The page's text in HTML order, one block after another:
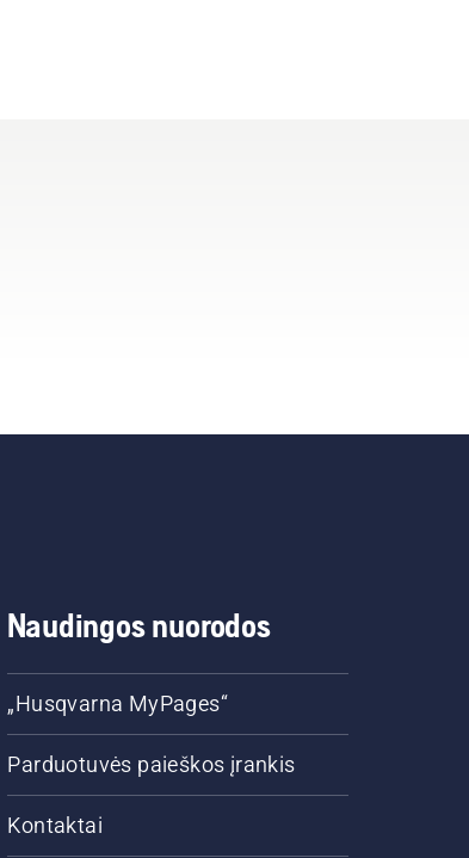
Naudingos nuorodos
„Husqvarna MyPages“
Parduotuvės paieškos įrankis
Kontaktai